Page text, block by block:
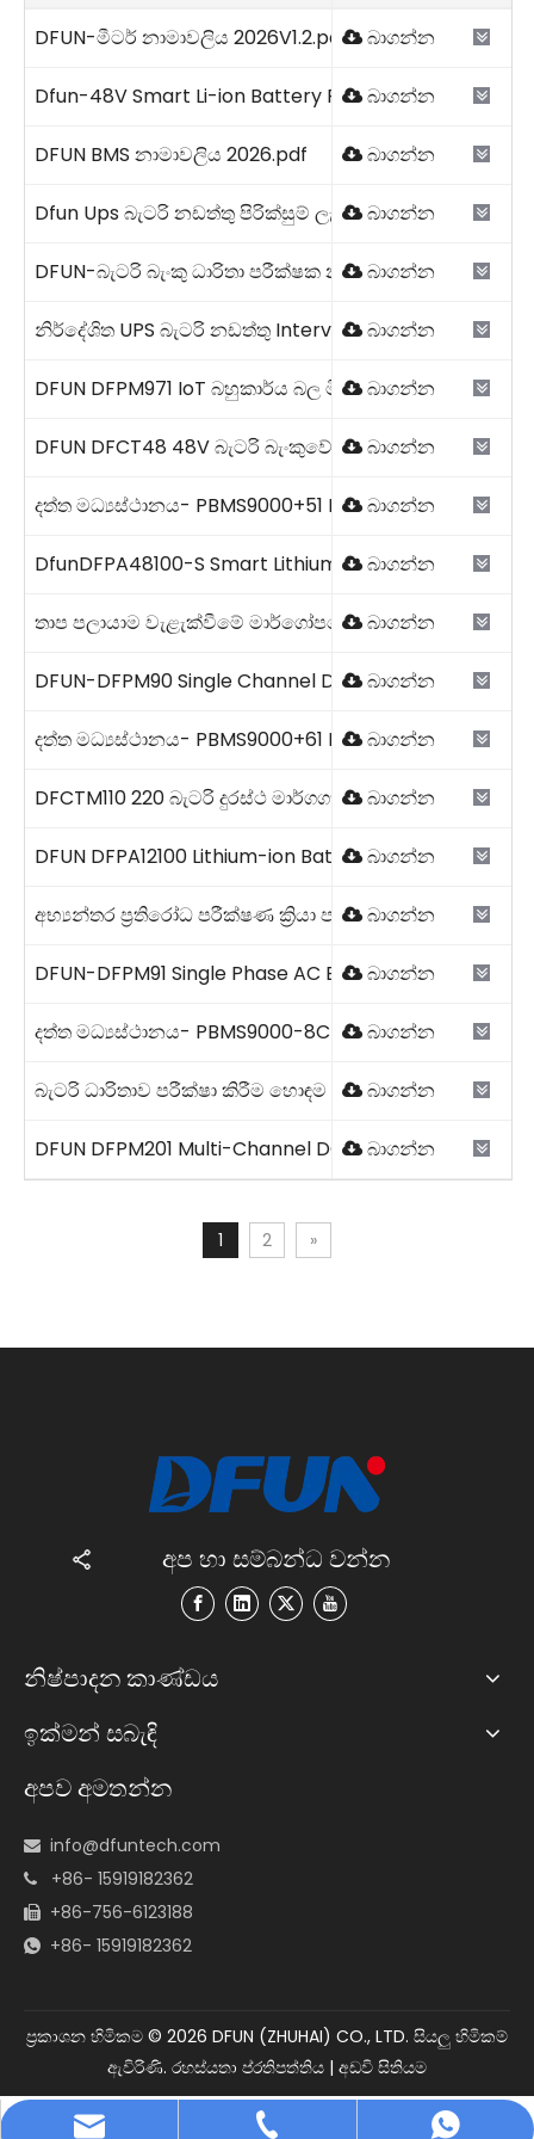
DFUN-මීටර් නාමාවලිය 2026V1.2.pdf
බාගන්න
Dfun-48V Smart Li-ion Battery Pack 2026V1.pdf
බාගන්න
DFUN BMS නාමාවලිය 2026.pdf බාගන්න
Dfun Ups බැටරි නඩත්තු පිරික්සුම් ලැයිස්තුව Template.pdf
බාගන්න
DFUN-බැටරි බැංකු ධාරිතා පරීක්ෂක නාමාවලිය 2026V1.1.pdf
බාගන්න
නිර්දේශිත UPS බැටරි නඩත්තු Intervals.pdfබාගන්න
DFUN DFPM971 IoT බහුකාර්ය බල මීටරය 2026V1.0.pdf
බාගන්න
DFUN DFCT48 48V බැටරි බැංකුවේ ධාරිතාව පරීක්ෂා
බාගන්න
දත්ත මධ්‍යස්ථානය- PBMS9000+51 DFUN 2026.pdf
බාගන්න
DfunDFPA48100-S Smart Lithium Battery Pack 2023
බාගන්න
තාප පලායාම වැළැක්වීමේ මාර්ගෝපදේශය.pdf
බාගන්න
DFUN-DFPM90 Single Channel DC Energy Meter
බාගන්න
දත්ත මධ්‍යස්ථානය- PBMS9000+61 DFUN 2026.pdf
බාගන්න
DFCTM110 220 බැටරි දුරස්ථ මාර්ගගත ධාරිතාව සත්‍යාපන
බාගන්න
DFUN DFPA12100 Lithium-ion Battery.pdf
බාගන්න
අභ්‍යන්තර ප්‍රතිරෝධ පරීක්ෂණ ක්‍රියා පටිපාටිය.pdf
බාගන්න
DFUN-DFPM91 Single Phase AC Energy Meter
බාගන්න
දත්ත මධ්‍යස්ථානය- PBMS9000-8C+61 DFUN 2026.pdf
බාගන්න
බැටරි ධාරිතාව පරීක්ෂා කිරීම හොඳම භාවිතයන්.pdf
බාගන්න
DFUN DFPM201 Multi-Channel DC Energy Meter
බාගන්න
1 2 »
අප හා සම්බන්ධ වන්න
නිෂ්පාදන කාණ්ඩය
info@dfuntech.com
+86-756-6123188
+86 15919182362
ඉක්මන් සබැඳි
අපව අමතන්න
 info@dfuntech.com
 +86- 15919182362
 +86-756-6123188
 +86- 15919182362
ප්‍රකාශන හිමිකම © 2026 DFUN (ZHUHAI) CO., LTD. සියලු හිමිකම්
ඇවිරිණි. රහස්යතා ප්රතිපත්තිය | අඩවි සිතියම